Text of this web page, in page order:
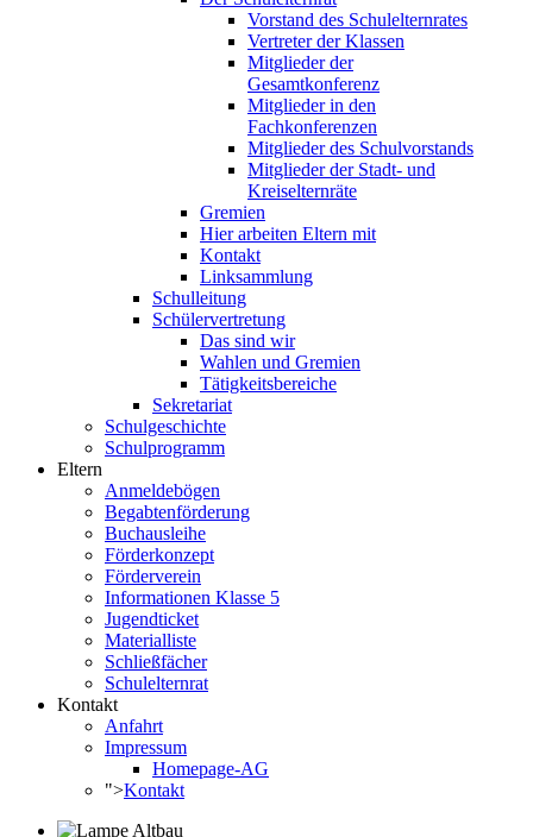
Vorstand des Schulelternrates
Vertreter der Klassen
Mitglieder der
Gesamtkonferenz
Mitglieder in den
Fachkonferenzen
Mitglieder des Schulvorstands
Mitglieder der Stadt- und
Kreiselternräte
Gremien
Hier arbeiten Eltern mit
Kontakt
Linksammlung
Schulleitung
Schülervertretung
Das sind wir
Wahlen und Gremien
Tätigkeitsbereiche
Sekretariat
Schulgeschichte
Schulprogramm
Eltern
Anmeldebögen
Begabtenförderung
Buchausleihe
Förderkonzept
Förderverein
Informationen Klasse 5
Jugendticket
Materialliste
Schließfächer
Schulelternrat
Kontakt
Anfahrt
Impressum
Homepage-AG
">Kontakt